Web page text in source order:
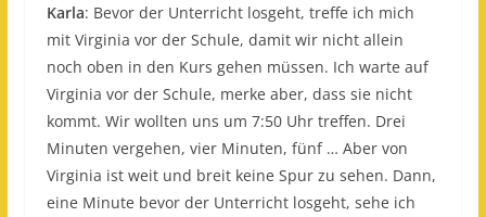
Karla: Bevor der Unterricht losgeht, treffe ich mich
mit Virginia vor der Schule, damit wir nicht allein
noch oben in den Kurs gehen müssen. Ich warte auf
Virginia vor der Schule, merke aber, dass sie nicht
kommt. Wir wollten uns um 7:50 Uhr treffen. Drei
Minuten vergehen, vier Minuten, fünf … Aber von
Virginia ist weit und breit keine Spur zu sehen. Dann,
eine Minute bevor der Unterricht losgeht, sehe ich